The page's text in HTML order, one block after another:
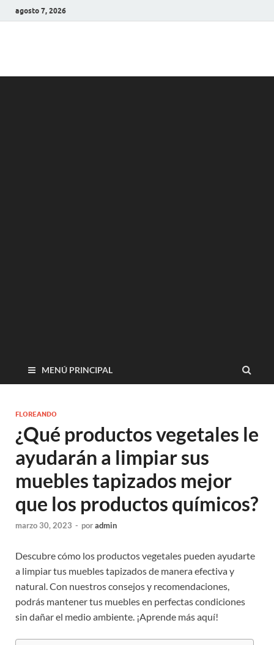
agosto 7, 2026
MENÚ PRINCIPAL
FLOREANDO
¿Qué productos vegetales le
ayudarán a limpiar sus
muebles tapizados mejor
que los productos químicos?
marzo 30, 2023 - poradmin
Descubre cómo los productos vegetales pueden ayudarte
a limpiar tus muebles tapizados de manera efectiva y
natural. Con nuestros consejos y recomendaciones,
podrás mantener tus muebles en perfectas condiciones
sin dañar el medio ambiente. ¡Aprende más aquí!